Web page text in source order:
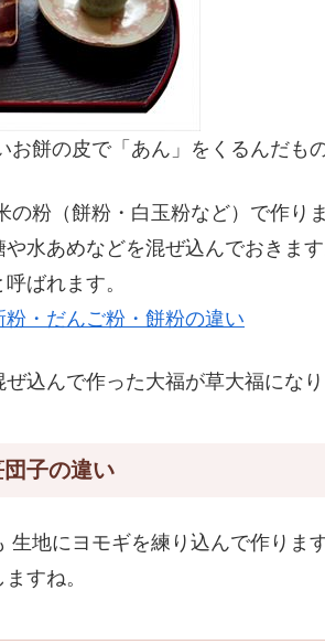
お餅の皮で「あん」をくるんだも
の粉（餅粉・白玉粉など）で作り
や水あめなどを混ぜ込んでおきま
ばれます。
粉・だんご粉・餅粉の違い
込んで作った大福が草大福になり
子の違い
生地にヨモギを練り込んで作ります
すね。